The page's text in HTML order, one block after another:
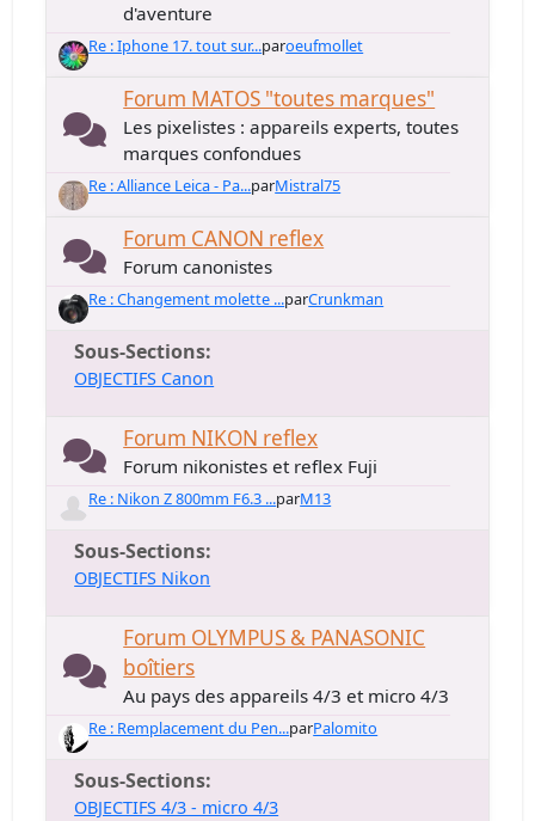
d'aventure
Re : Iphone 17. tout sur...paroeufmollet
Forum MATOS "toutes marques"
Les pixelistes : appareils experts, toutes
marques confondues
Re : Alliance Leica - Pa...parMistral75
Forum CANON reflex
Forum canonistes
Re : Changement molette ...parCrunkman
Sous-Sections
OBJECTIFS Canon
Forum NIKON reflex
Forum nikonistes et reflex Fuji
Re : Nikon Z 800mm F6.3 ...parM13
Sous-Sections
OBJECTIFS Nikon
Forum OLYMPUS & PANASONIC
boîtiers
Au pays des appareils 4/3 et micro 4/3
Re : Remplacement du Pen...parPalomito
Sous-Sections
OBJECTIFS 4/3 - micro 4/3